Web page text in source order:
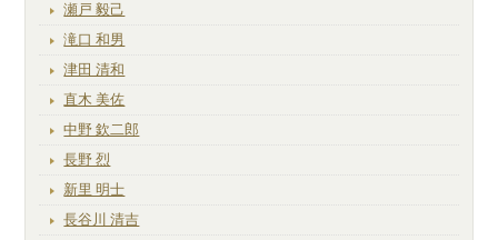
瀬戸 毅己
滝口 和男
津田 清和
直木 美佐
中野 欽二郎
長野 烈
新里 明士
長谷川 清吉